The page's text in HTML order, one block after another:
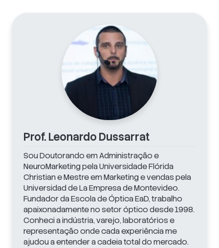
Prof. Leonardo Dussarrat
Sou Doutorando em Administração e
NeuroMarketing pela Universidade Flórida
Christian e Mestre em Marketing e vendas pela
Universidad de La Empresa de Montevideo.
Fundador da Escola de Óptica EaD, trabalho
apaixonadamente no setor óptico desde 1998.
Conheci a indústria, varejo, laboratórios e
representação onde cada experiência me
ajudou a entender a cadeia total do mercado.